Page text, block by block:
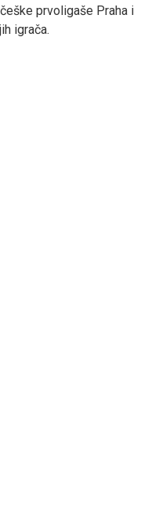
prvoligaše Praha i
igrača.